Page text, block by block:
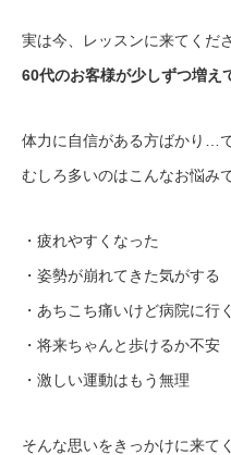
実は今、レッスンに来てくだ
60代のお客様が少しずつ増え
体力に自信がある方ばかり…
むしろ多いのはこんなお悩みで
・疲れやすくなった
・姿勢が崩れてきた気がする
・あちこち痛いけど病院に行
・将来ちゃんと歩けるか不安
・激しい運動はもう無理
そんな思いをきっかけに来て